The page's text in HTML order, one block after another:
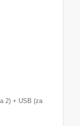
2) + USB (za